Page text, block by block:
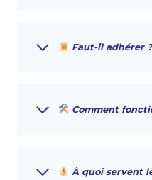
Faut-il adhérer ?
Comment
À quoi servent